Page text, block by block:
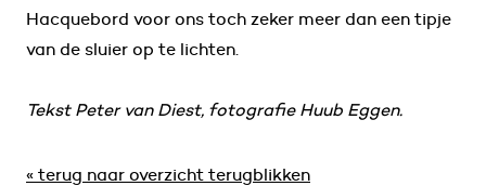
Hacquebord voor ons toch zeker meer dan een tipje
van de sluier op te lichten.
Tekst Peter van Diest, fotografie Huub Eggen.
« terug naar overzicht terugblikken